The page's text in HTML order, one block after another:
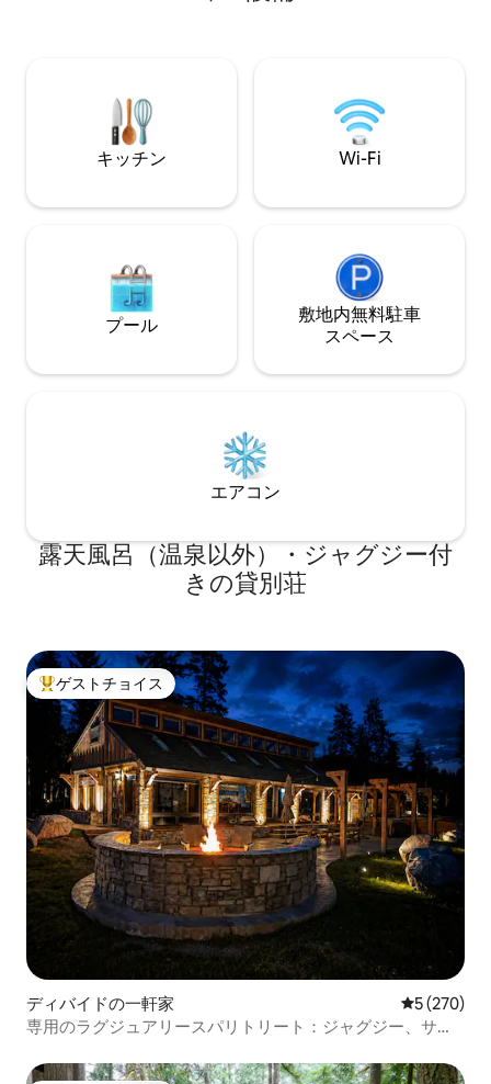
吸して、大切なものと再びつながりまし
ょう。♡「保存」をタップ。忘れられな
いキャビンでの滞在はここから始まりま
ン ✦ ペット同伴
キッチン Wi-Fi
プール
敷地内無料駐⁠車
ス⁠ペ⁠ー⁠ス
エアコン
露天風呂（温泉以外）・ジャグジー付
きの貸別荘
大好評のゲストチョイスです。
ゲストチョイス
ディバイドの一軒家 レビュー
5 (270)
専用のラグジュアリースパリトリート：ジャグジー、サウ